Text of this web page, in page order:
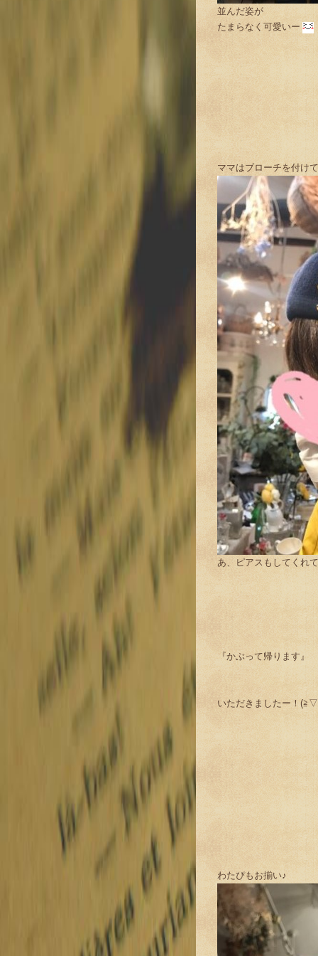
並んだ姿が
たまらなく可愛いー
ママはブローチを付け
あ、ピアスもしてくれ
『かぶって帰ります』
いただきましたー！
わたぴもお揃い♪